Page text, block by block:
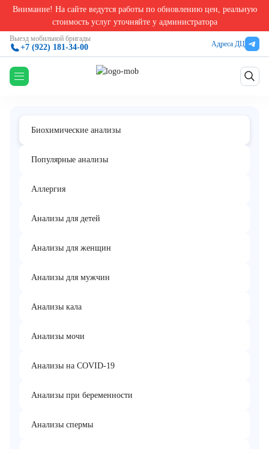
Внимание! На сайте ведутся работы по обновлению цен, реальную
стоимость услуг уточняйте у администратора
Выезд мобильной бригады
+7 (922) 181-34-00 Адреса ДЦ
Биохимические анализы в Екатеринбурге С-реактивный белок,
С-реактивный белок, количественно
(высокочувствительный метод)
Биохимические анализы
Популярные анализы
Аллергия
Анализы для детей
Анализы для женщин
Анализы для мужчин
Анализы кала
Анализы мочи
Анализы на COVID-19
Анализы при беременности
Анализы спермы